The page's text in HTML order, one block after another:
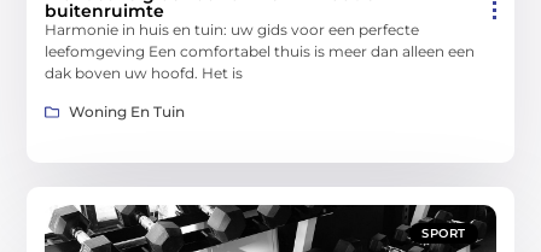
buitenruimte
Harmonie in huis en tuin: uw gids voor een perfecte
leefomgeving Een comfortabel thuis is meer dan alleen een
dak boven uw hoofd. Het is
Woning En Tuin
SPORT